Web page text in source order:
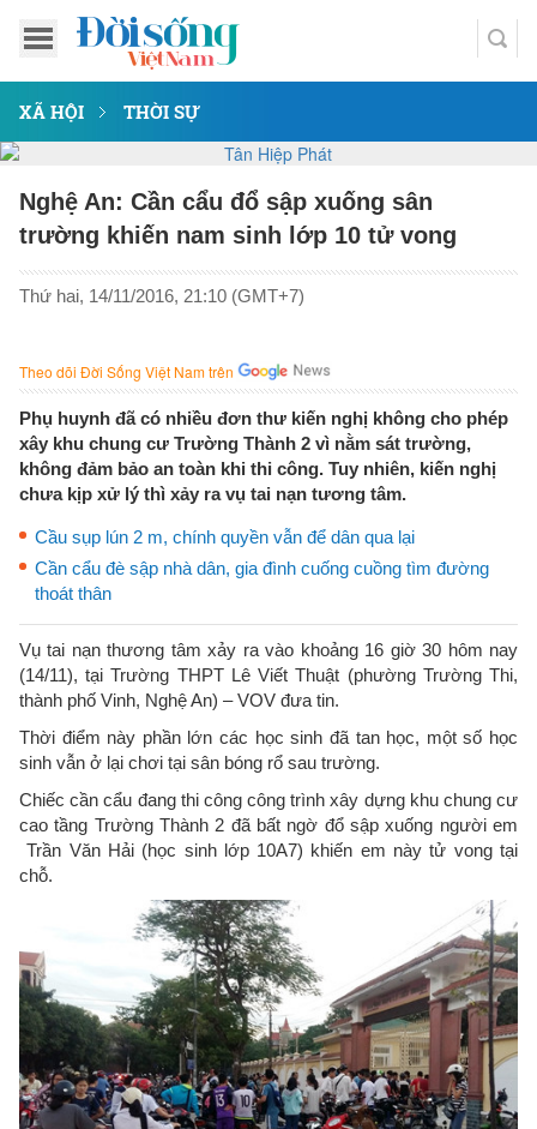
XÃ HỘI THỜI SỰ
Nghệ An: Cần cẩu đổ sập xuống sân
trường khiến nam sinh lớp 10 tử vong
Thứ hai, 14/11/2016, 21:10 (GMT+7)
Theo dõi Đời Sống Việt Nam trên
Phụ huynh đã có nhiều đơn thư kiến nghị không cho phép
xây khu chung cư Trường Thành 2 vì nằm sát trường,
không đảm bảo an toàn khi thi công. Tuy nhiên, kiến nghị
chưa kịp xử lý thì xảy ra vụ tai nạn tương tâm.
Cầu sụp lún 2 m, chính quyền vẫn để dân qua lại
Cần cẩu đè sập nhà dân, gia đình cuống cuồng tìm đường
thoát thân
Vụ tai nạn thương tâm xảy ra vào khoảng 16 giờ 30 hôm nay
(14/11), tại Trường THPT Lê Viết Thuật (phường Trường Thi,
thành phố Vinh, Nghệ An) – VOV đưa tin.
Thời điểm này phần lớn các học sinh đã tan học, một số học
sinh vẫn ở lại chơi tại sân bóng rổ sau trường.
Chiếc cần cẩu đang thi công công trình xây dựng khu chung cư
cao tầng Trường Thành 2 đã bất ngờ đổ sập xuống người em
Trần Văn Hải (học sinh lớp 10A7) khiến em này tử vong tại
chỗ.